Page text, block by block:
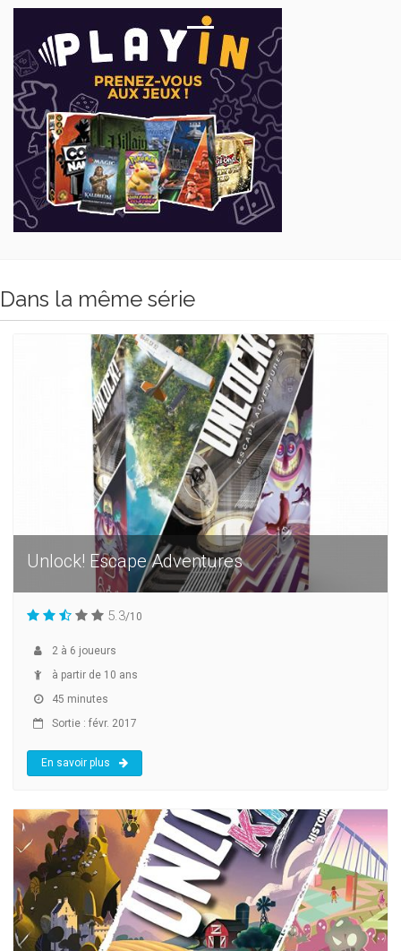
Dans la même série
Unlock! Escape Adventures
5.3/10
2 à 6 joueurs
à partir de 10 ans
45 minutes
Sortie : févr. 2017
En savoir plus